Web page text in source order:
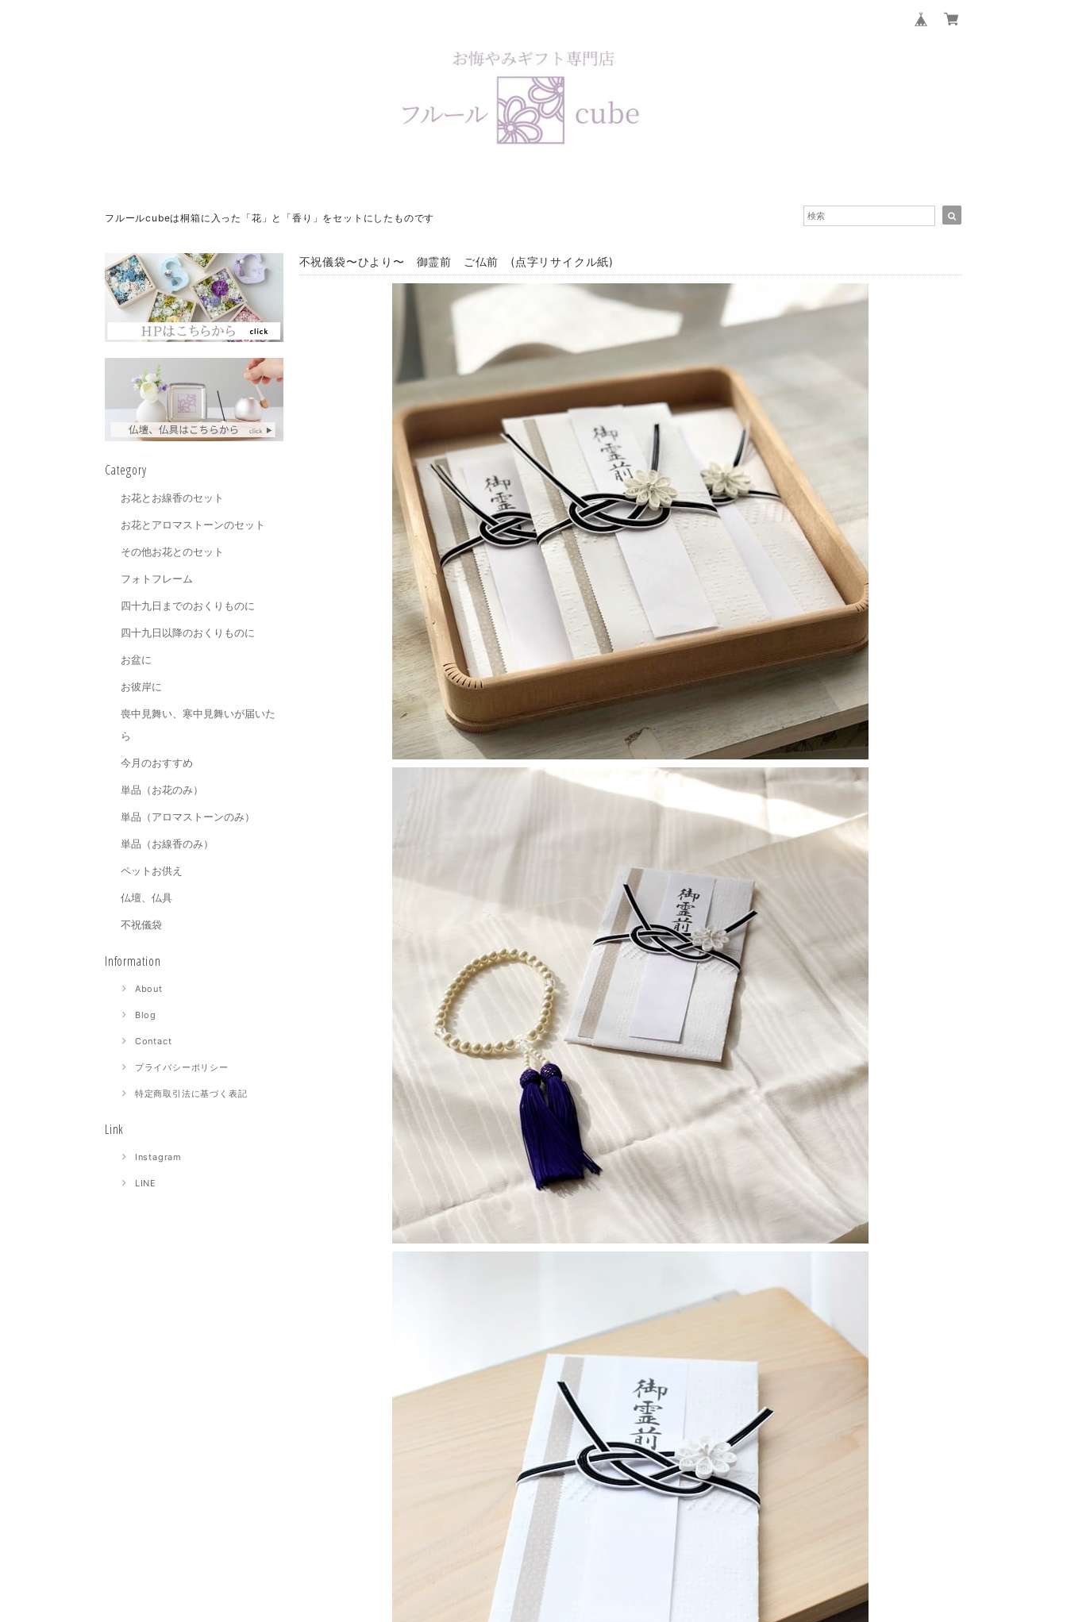
フルールcubeは桐箱に入った「花」と「香り」をセットにしたものです
Category
お花とお線香のセット
お花とアロマストーンのセット
その他お花とのセット
フォトフレーム
四十九日までのおくりものに
四十九日以降のおくりものに
お盆に
お彼岸に
喪中見舞い、寒中見舞いが届いた
ら
今月のおすすめ
単品（お花のみ）
単品（アロマストーンのみ）
単品（お線香のみ）
ペットお供え
仏壇、仏具
不祝儀袋
Information
About
Blog
Contact
プライバシーポリシー
特定商取引法に基づく表記
Link
Instagram
LINE
不祝儀袋〜ひより〜 御霊前 ご仏前 (点字リサイクル紙)